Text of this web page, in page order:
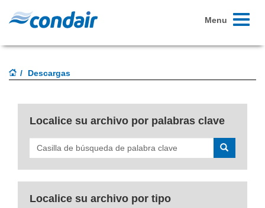
Toggle
Menu
Descargas
Localice su archivo por palabras clave
Buscar
Localice su archivo por tipo